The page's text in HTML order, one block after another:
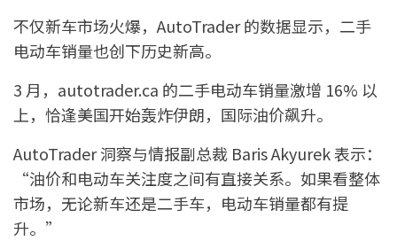
不仅新车市场火爆，AutoTrader 的数据显示，二手
电动车销量也创下历史新高。
3 月，autotrader.ca 的二手电动车销量激增 16% 以
上，恰逢美国开始轰炸伊朗，国际油价飙升。
AutoTrader 洞察与情报副总裁 Baris Akyurek 表示：
“油价和电动车关注度之间有直接关系。如果看整体
市场，无论新车还是二手车，电动车销量都有提
升。”